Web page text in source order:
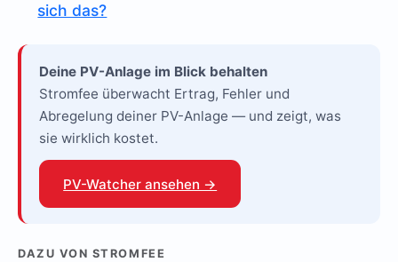
sich das?
Deine PV-Anlage im Blick behalten
Stromfee überwacht Ertrag, Fehler und
Abregelung deiner PV-Anlage — und zeigt, was
sie wirklich kostet.
PV-Watcher ansehen →
DAZU VON STROMFEE